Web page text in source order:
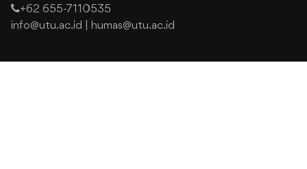
+62 655-7110535
info@utu.ac.id
humas@utu.ac.id